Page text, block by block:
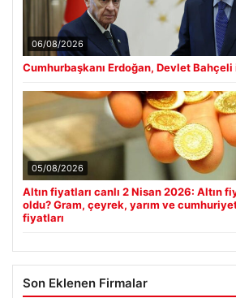
06/08/2026
Cumhurbaşkanı Erdoğan, Devlet
05/08/2026
Altın fiyatları canlı 2 Nisan 2026: Altın
oldu? Gram, çeyrek, yarım ve cumhuriyet
fiyatları
Son Eklenen Firmalar